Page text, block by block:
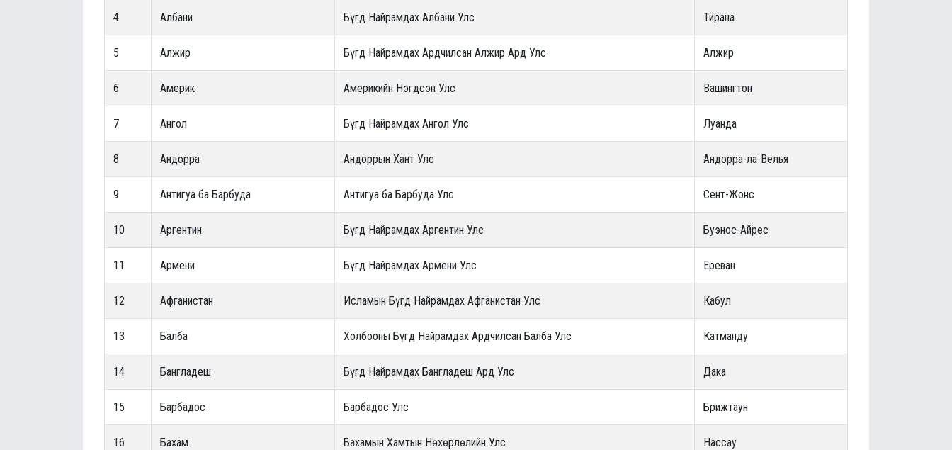
4 Aлбани Бүгд Найрамдах Aлбани Улс Тирана
5 Алжир Бүгд Найрамдах Ардчилсан Алжир Ард Улс Алжир
6 Америк Америкийн Нэгдсэн Улс Вашингтон
7 Ангол Бүгд Найрамдах Ангол Улс Луанда
8 Андорра Андоррын Хант Улс Андорра-ла-Велья
9 Антигуа ба Барбуда Антигуа ба Барбуда Улс Сент-Жонс
10 Аргентин Бүгд Найрамдах Аргентин Улс Буэнос-Айрес
11 Армени Бүгд Найрамдах Армени Улс Ереван
12 Афганистан Исламын Бүгд Найрамдах Афганистан Улс Кабул
13 Балба Холбооны Бүгд Найрамдах Ардчилсан Балба Улс Катманду
14 Бангладеш Бүгд Найрамдах Бангладеш Ард Улс Дака
15 Барбадос Барбадос Улс Брижтаун
16 Бахам Бахамын Хамтын Нөхөрлөлийн Улс Нассау